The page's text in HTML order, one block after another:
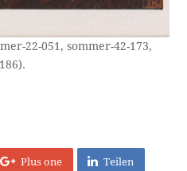
22-051, sommer-42-173,
Plus one Teilen